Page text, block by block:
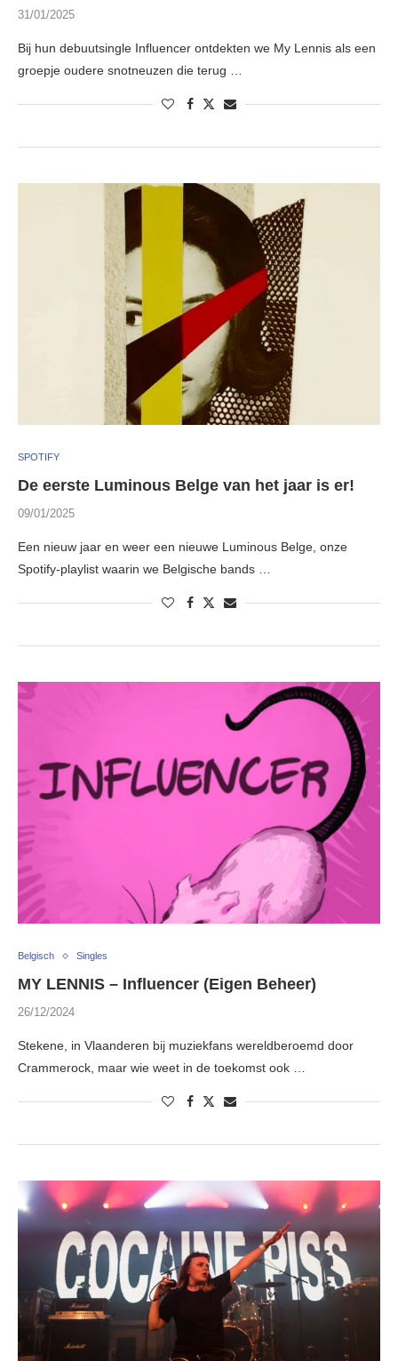
31/01/2025
Bij hun debuutsingle Influencer ontdekten we My Lennis als een
groepje oudere snotneuzen die terug …
SPOTIFY
De eerste Luminous Belge van het jaar is er!
09/01/2025
Een nieuw jaar en weer een nieuwe Luminous Belge, onze
Spotify-playlist waarin we Belgische bands …
Belgisch Singles
MY LENNIS – Influencer (Eigen Beheer)
26/12/2024
Stekene, in Vlaanderen bij muziekfans wereldberoemd door
Crammerock, maar wie weet in de toekomst ook …